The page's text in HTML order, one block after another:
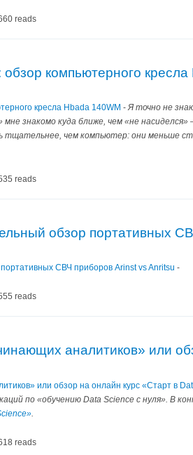
reads
компьютерного кресла
кресла Hbada 140WM -Я точно не
знакомо куда ближе, чем «не
тщательнее, чем компьютер: они меньше
reads
обзор портативных
СВЧ приборов Arinst vs Anritsu -
reads
аналитиков» или
или обзор на онлайн курс «Старт в
по «обучению Data Science с нуля». В
reads